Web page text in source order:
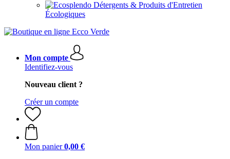
Détergents & Produits d'Entretien
Écologiques
Mon compte
Identifiez-vous
Nouveau client ?
Créer un compte
Mon panier 0,00 €